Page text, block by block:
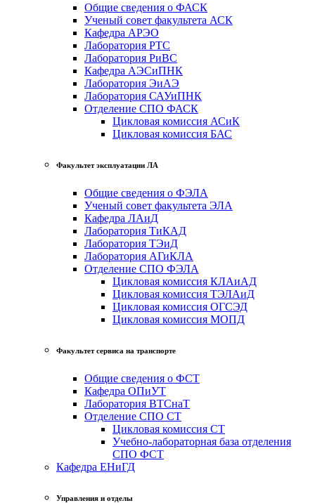
Общие сведения о ФАСК
Ученый совет факультета АСК
Кафедра АРЭО
Лаборатория РТС
Лаборатория РиВС
Кафедра АЭСиПНК
Лаборатория ЭиАЭ
Лаборатория САУиПНК
Отделение СПО ФАСК
Цикловая комиссия АСиК
Цикловая комиссия БАС
Факультет эксплуатации ЛА
Общие сведения о ФЭЛА
Ученый совет факультета ЭЛА
Кафедра ЛАиД
Лаборатория ТиКАД
Лаборатория ТЭиД
Лаборатория АГиКЛА
Отделение СПО ФЭЛА
Цикловая комиссия КЛАиАД
Цикловая комиссия ТЭЛАиД
Цикловая комиссия ОГСЭД
Цикловая комиссия МОПД
Факультет сервиса на транспорте
Общие сведения о ФСТ
Кафедра ОПиУТ
Лаборатория ВТСнаТ
Отделение СПО СТ
Цикловая комиссия СТ
Учебно-лабораторная база отделения
СПО ФСТ
Кафедра ЕНиГД
Управления и отделы